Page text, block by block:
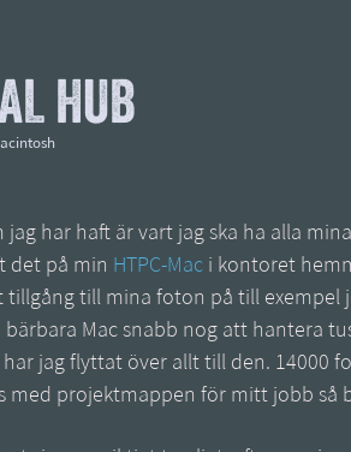
HUB
jag har haft är vart jag ska ha alla
det på min HTPC-Mac i kontoret
tillgång till mina foton på till exempel
bärbara Mac snabb nog att hantera
har jag flyttat över allt till den. 14000
med projektmappen för mitt jobb så